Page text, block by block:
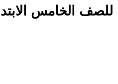
للصف الخامس